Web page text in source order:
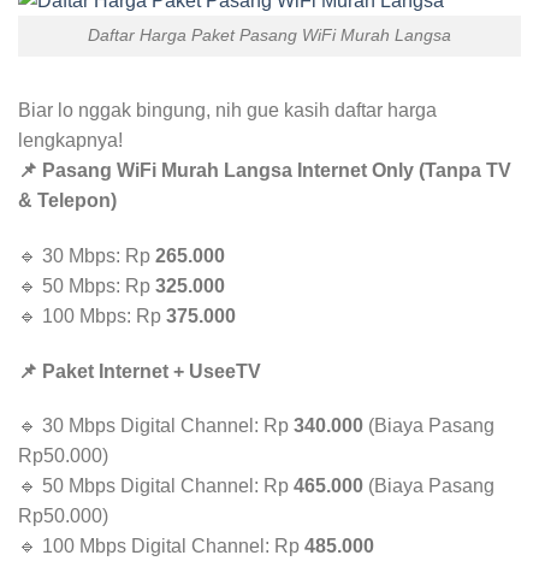
Daftar Harga Paket Pasang WiFi Murah Langsa
Biar lo nggak bingung, nih gue kasih daftar harga
lengkapnya!
📌 Pasang WiFi Murah Langsa Internet Only (Tanpa TV
& Telepon)
🔹 30 Mbps: Rp 265.000
🔹 50 Mbps: Rp 325.000
🔹 100 Mbps: Rp 375.000
📌 Paket Internet + UseeTV
🔹 30 Mbps Digital Channel: Rp 340.000 (Biaya Pasang
Rp50.000)
🔹 50 Mbps Digital Channel: Rp 465.000 (Biaya Pasang
Rp50.000)
🔹 100 Mbps Digital Channel: Rp 485.000